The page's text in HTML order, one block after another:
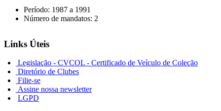
Período: 1987 a 1991
Número de mandatos: 2
Links Úteis
Legislação - CVCOL - Certificado de Veículo de Coleção
Diretório de Clubes
Filie-se
Assine nossa newsletter
LGPD